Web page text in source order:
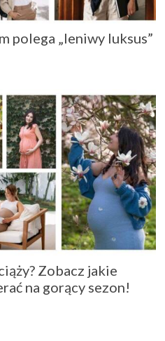
polega „leniwy luksus”
Zobacz jakie
na gorący sezon!